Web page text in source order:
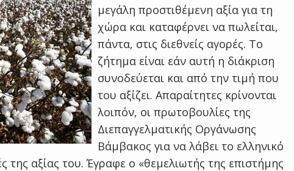
μεγάλη προστιθέμενη αξία για τη
χώρα και καταφέρνει να πωλείται,
πάντα, στις διεθνείς αγορές. Το
ζήτημα είναι εάν αυτή η διάκριση
συνοδεύεται και από την τιμή που
του αξίζει. Απαραίτητες κρίνονται
λοιπόν, οι πρωτοβουλίες της
Διεπαγγελματικής Οργάνωσης
Βάμβακος για να λάβει το ελληνικό
της αξίας του. Έγραφε ο «θεμελιωτής της επιστήμης